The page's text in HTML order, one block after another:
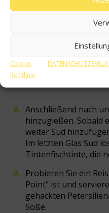
Cookie-
Richtlinie
Anschließend nach
hinzugießen. Sobald
weiter Sud
Im letzten Glas Sud
Tintenfischtinte, die
Probieren Sie ein
Point“ ist und
gehackten
Soße.